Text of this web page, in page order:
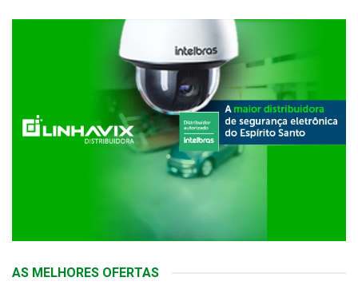
AS MELHORES OFERTAS